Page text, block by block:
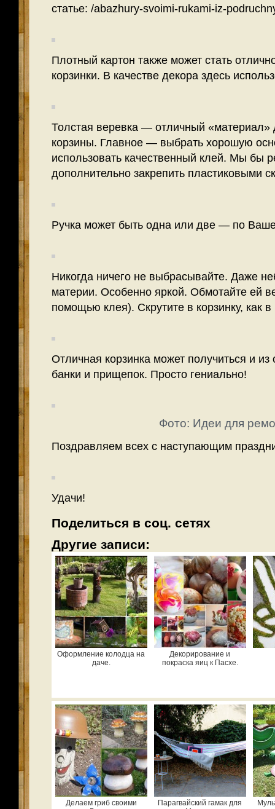
статье: /abazhury-svoimi-rukami-iz-
Плотный картон также может стать
корзинки. В качестве декора здесь
Толстая веревка — отличный «материал»
корзины. Главное — выбрать хорошую
использовать качественный клей. Мы бы
дополнительно закрепить пластиковыми
Ручка может быть одна или две — по
Никогда ничего не выбрасывайте. Даже
материи. Особенно яркой. Обмотайте ей
помощью клея). Скрутите в корзинку, как
Отличная корзинка может получиться и
банки и прищепок. Просто гениально!
Фото: Идеи для
Поздравляем всех с наступающим
Удачи!
Поделиться в соц. сетях
Другие записи:
Оформление колодца на
даче.
Декорирование и
покраска яиц к Пасхе.
Делаем гриб своими
Парагвайский гамак для